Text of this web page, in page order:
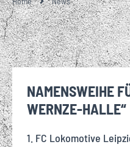
NAMENSWEIHE
WERNZE-HALLE“
1. FC Lokomotive